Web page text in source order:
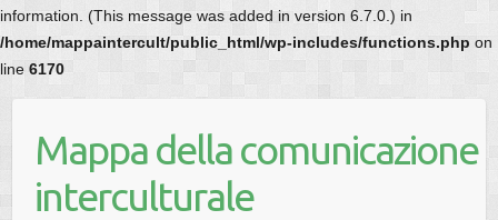
information. (This message was added in version 6.7.0.) in
/home/mappaintercult/public_html/wp-includes/functions.php on
line 6170
Mappa della comunicazione
interculturale